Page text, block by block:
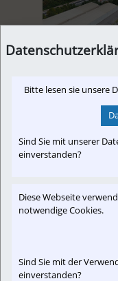
Die Weichen für den
[Newslink,
Der Erfolgslauf der
weiter. Mit den
Bitte lesen sie unsere
Sind Sie mit unserer
einverstanden?
Diese Webseite
notwendige Cookies.
Sind Sie mit der
einverstanden?